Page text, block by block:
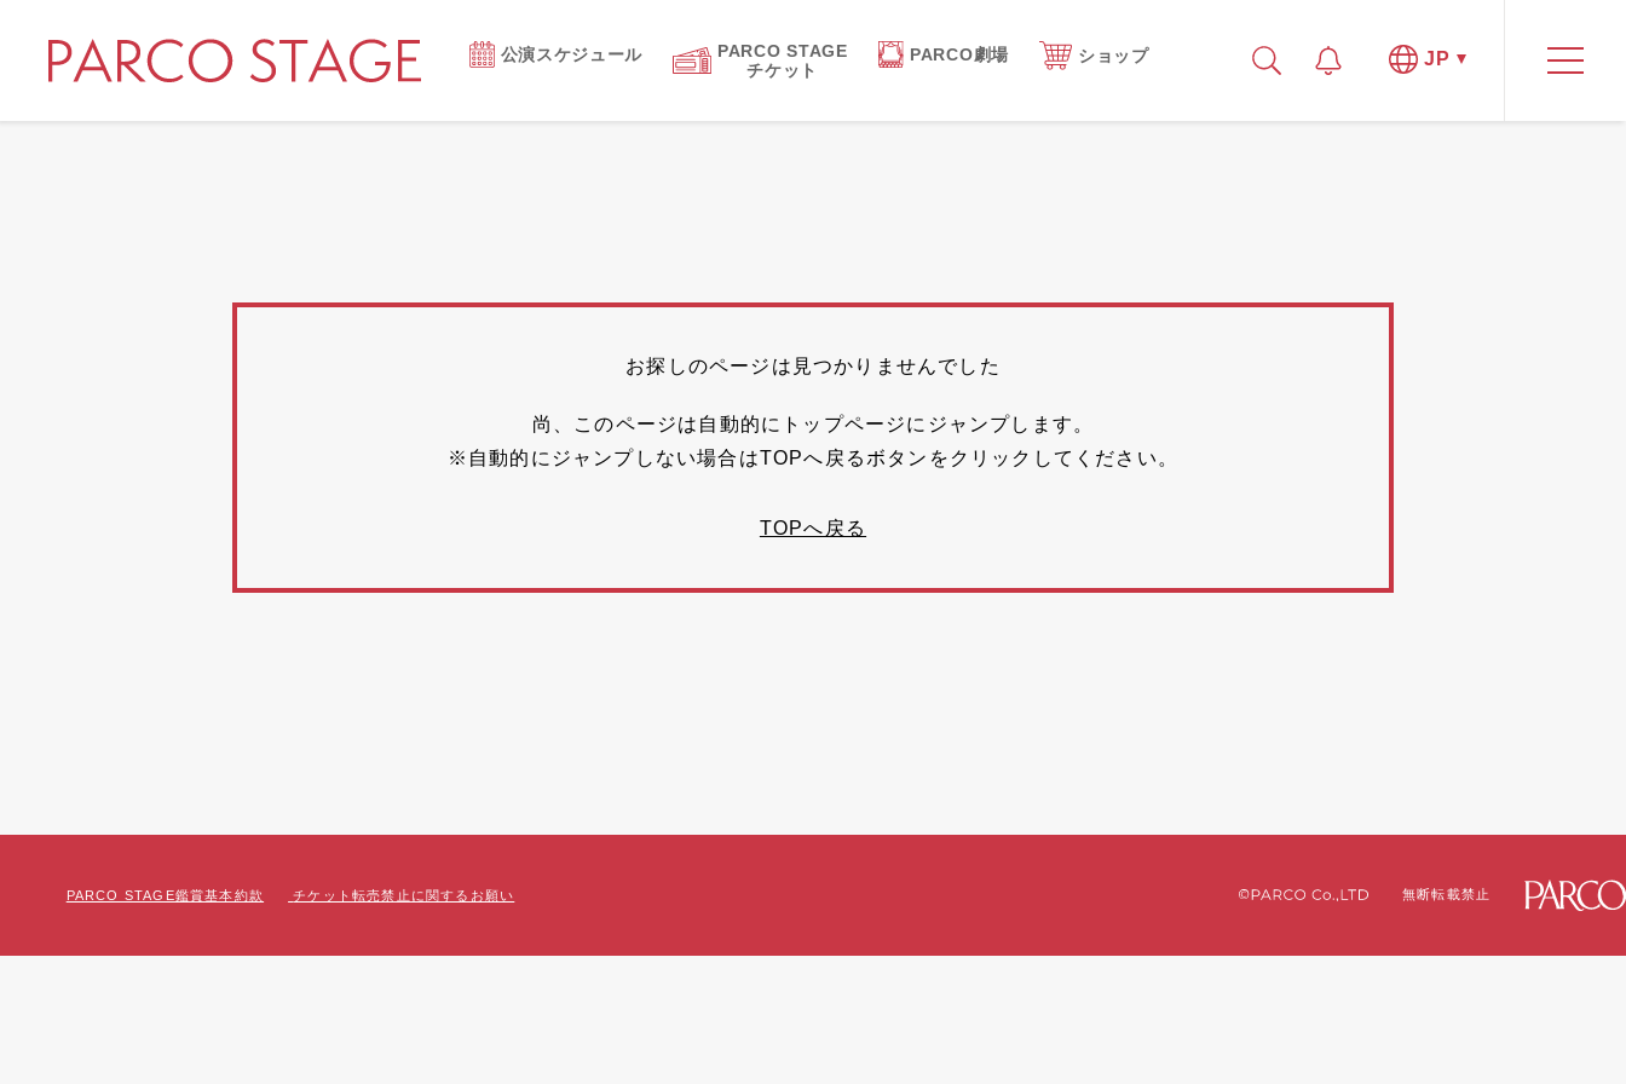
公演スケジュール
PARCO STAGE
チケット
PARCO劇場 ショップ JP
お探しのページは見つかりませんでした
尚、このページは自動的にトップページにジャンプします。
※自動的にジャンプしない場合はTOPへ戻るボタンをクリックしてください。
TOPへ戻る
PARCO STAGE鑑賞基本約款 チケット転売禁止に関するお願い 無断転載禁止